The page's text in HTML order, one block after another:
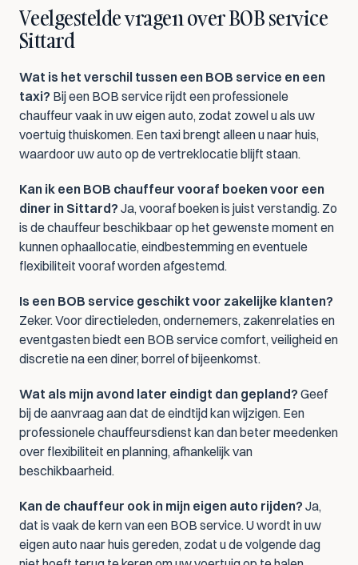
Veelgestelde vragen over BOB service
Sittard
Wat is het verschil tussen een BOB service en een
taxi? Bij een BOB service rijdt een professionele
chauffeur vaak in uw eigen auto, zodat zowel u als uw
voertuig thuiskomen. Een taxi brengt alleen u naar huis,
waardoor uw auto op de vertreklocatie blijft staan.
Kan ik een BOB chauffeur vooraf boeken voor een
diner in Sittard? Ja, vooraf boeken is juist verstandig. Zo
is de chauffeur beschikbaar op het gewenste moment en
kunnen ophaallocatie, eindbestemming en eventuele
flexibiliteit vooraf worden afgestemd.
Is een BOB service geschikt voor zakelijke klanten?
Zeker. Voor directieleden, ondernemers, zakenrelaties en
eventgasten biedt een BOB service comfort, veiligheid en
discretie na een diner, borrel of bijeenkomst.
Wat als mijn avond later eindigt dan gepland? Geef
bij de aanvraag aan dat de eindtijd kan wijzigen. Een
professionele chauffeursdienst kan dan beter meedenken
over flexibiliteit en planning, afhankelijk van
beschikbaarheid.
Kan de chauffeur ook in mijn eigen auto rijden? Ja,
dat is vaak de kern van een BOB service. U wordt in uw
eigen auto naar huis gereden, zodat u de volgende dag